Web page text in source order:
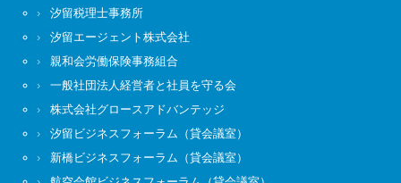
汐留税理士事務所
汐留エージェント株式会社
親和会労働保険事務組合
一般社団法人経営者と社員を守る会
株式会社グロースアドバンテッジ
汐留ビジネスフォーラム（貸会議室）
新橋ビジネスフォーラム（貸会議室）